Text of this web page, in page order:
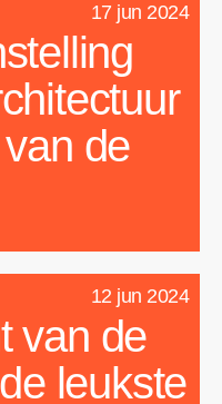
17 jun 2024
van de
12 jun 2024
van de
leukste